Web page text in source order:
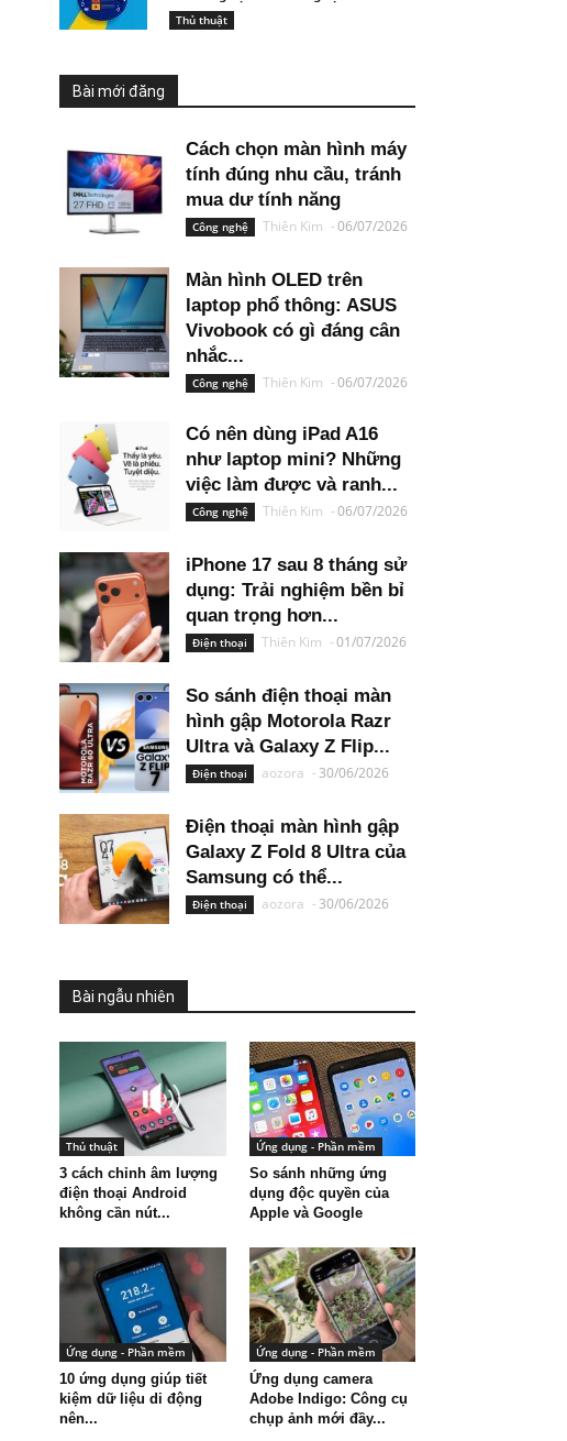
Thủ thuật
Bài mới đăng
Cách chọn màn hình máy
tính đúng nhu cầu, tránh
mua dư tính năng
Công nghệ Thiên Kim -06/07/2026
Màn hình OLED trên
laptop phổ thông: ASUS
Vivobook có gì đáng cân
nhắc...
Công nghệ Thiên Kim -06/07/2026
Có nên dùng iPad A16
như laptop mini? Những
việc làm được và ranh...
Công nghệ Thiên Kim -06/07/2026
iPhone 17 sau 8 tháng sử
dụng: Trải nghiệm bền bỉ
quan trọng hơn...
Điện thoại Thiên Kim -01/07/2026
So sánh điện thoại màn
hình gập Motorola Razr
Ultra và Galaxy Z Flip...
Điện thoại aozora - 30/06/2026
Điện thoại màn hình gập
Galaxy Z Fold 8 Ultra của
Samsung có thể...
Điện thoại aozora - 30/06/2026
Bài ngẫu nhiên
Thủ thuật
3 cách chỉnh âm lượng
điện thoại Android
không cần nút...
Ứng dụng - Phần mềm
So sánh những ứng
dụng độc quyền của
Apple và Google
Ứng dụng - Phần mềm
10 ứng dụng giúp tiết
kiệm dữ liệu di động
nên...
Ứng dụng - Phần mềm
Ứng dụng camera
Adobe Indigo: Công cụ
chụp ảnh mới đầy...